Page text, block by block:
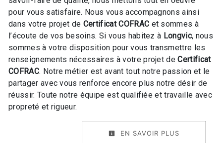
pour vous satisfaire. Nous vous accompagnons ainsi
dans votre projet de Certificat COFRAC et sommes à
l’écoute de vos besoins. Si vous habitez à Longvic, nous
sommes à votre disposition pour vous transmettre les
renseignements nécessaires à votre projet deCertificat
COFRAC. Notre métier est avant tout notre passion et le
partager avec vous renforce encore plus notre désir de
réussir. Toute notre équipe est qualifiée et travaille avec
propreté et rigueur.
EN SAVOIR PLUS